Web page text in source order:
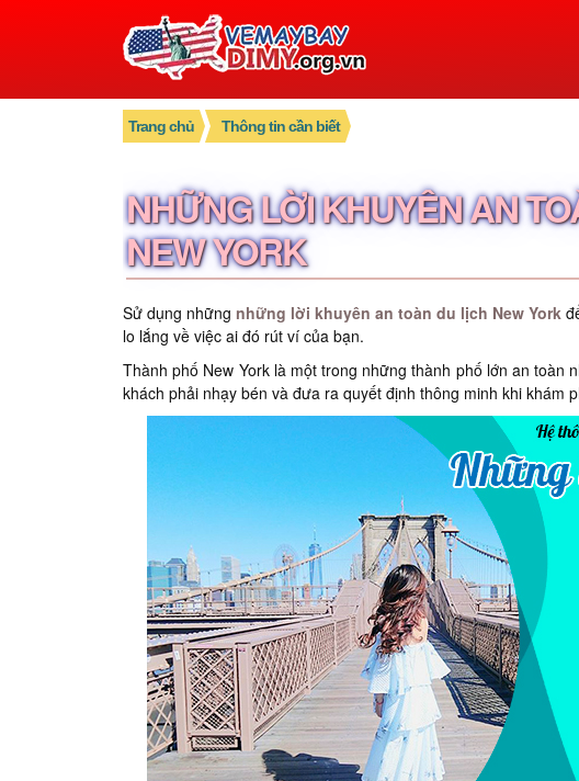
Trang chủ Thông tin cần biết
NHỮNG LỜI KHUYÊN AN
NEW YORK
Sử dụng những những lời khuyên an toàn du lịch New York
lo lắng về việc ai đó rút ví của bạn.
Thành phố New York là một trong những thành phố lớn an toàn
khách phải nhạy bén và đưa ra quyết định thông minh khi khám